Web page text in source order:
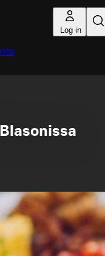
Log in